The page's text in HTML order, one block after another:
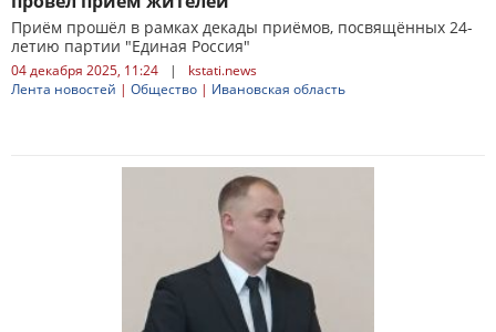
Приём прошёл в рамках декады приёмов, посвящённых 24-
летию партии "Единая Россия"
04 декабря 2025, 11:24 |
kstati.news
Лента новостей | Общество | Ивановская область